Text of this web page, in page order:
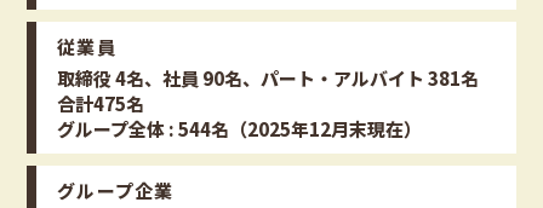
従業員
取締役 4名、社員 90名、パート・アルバイト 381名
合計475名
グループ全体 : 544名（2025年12月末現在）
グループ企業